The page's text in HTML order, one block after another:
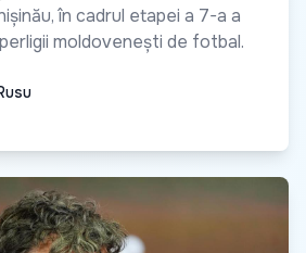
în cadrul etapei a 7-a a
moldovenești de fotbal.